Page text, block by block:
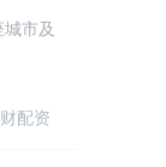
市及
配资